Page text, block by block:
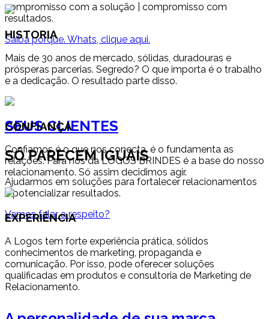
compromisso com a solução | compromisso com
resultados.
Saiba porque. Whats, clique aqui.
SEUS CLIENTES
SÓ PARECEM IGUAIS
Ajudarmos em soluções para fortalecer relacionamentos
e potencializar resultados.
Vamos falar a respeito?
HISTORIA
Mais de 30 anos de mercado, sólidas, duradouras e
prósperas parcerias. Segredo? O que importa é o trabalho
e a dedicação. O resultado parte disso.
CONFIANÇA
Confiamos é o que nos conecta, é o fundamenta as
relações. Para nós da LOGOS BRINDES é a base do nosso
relacionamento. Só assim decidimos agir.
EXPERIÊNCIA
A Logos tem forte experiência prática, sólidos
conhecimentos de marketing, propaganda e
comunicação. Por isso, pode oferecer soluções
qualificadas em produtos e consultoria de Marketing de
Relacionamento.